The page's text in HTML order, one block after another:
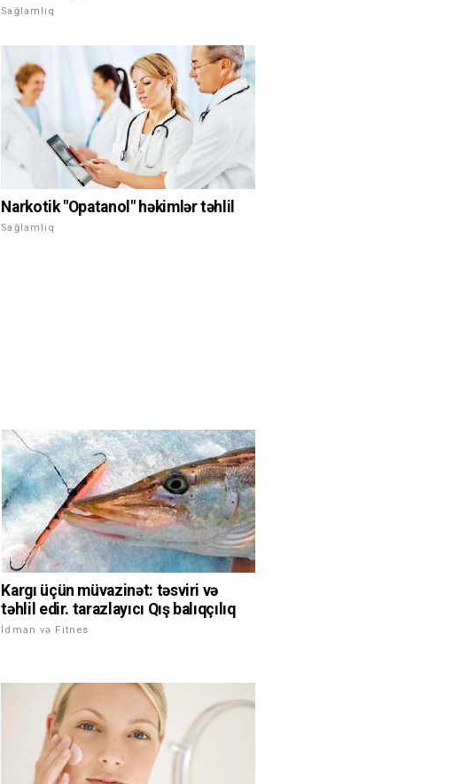
Sağlamlıq
Narkotik "Opatanol" həkimlər təhlil
Sağlamlıq
Kargı üçün müvazinət: təsviri və
təhlil edir. tarazlayıcı Qış balıqçılıq
İdman və Fitnes